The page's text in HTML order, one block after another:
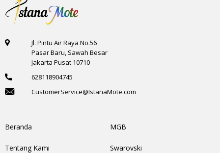
Jl. Pintu Air Raya No.56
Pasar Baru, Sawah Besar
Jakarta Pusat 10710
628118904745
CustomerService@IstanaMote.com
Beranda
Tentang Kami
MGB
Swarovski